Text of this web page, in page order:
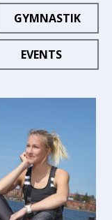
GYMNASTIK
EVENTS